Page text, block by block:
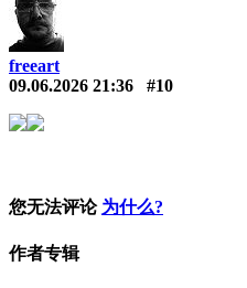
freeart
09.06.2026 21:36
#10
您无法评论 为什么?
作者专辑